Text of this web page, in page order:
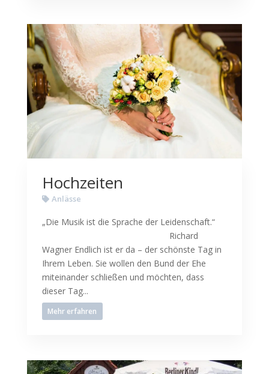
Hochzeiten
Anlässe
„Die Musik ist die Sprache der Leidenschaft.“
Richard
Wagner Endlich ist er da – der schönste Tag in
Ihrem Leben. Sie wollen den Bund der Ehe
miteinander schließen und möchten, dass
dieser Tag...
Mehr erfahren